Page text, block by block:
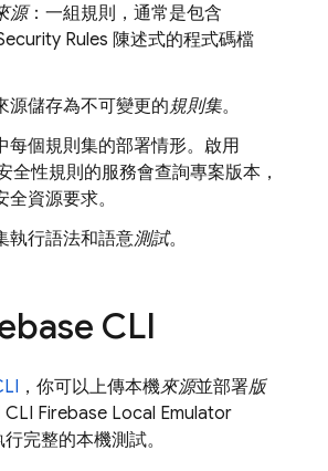
源：一組規則，通常是包含
Rules 陳述式的程式碼檔
源儲存為不可變更的規則集。
每個規則集的部署情形。啟用
全性規則的服務會查詢專案版本，
資源要求。
執行語法和語意測試。
CLI
，你可以上傳本機來源並部署版
CLI Firebase Local Emulator
行完整的本機測試。